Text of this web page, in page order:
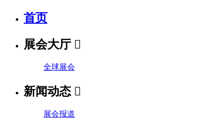
首页
展会大厅 
全球展会
新闻动态 
展会报道